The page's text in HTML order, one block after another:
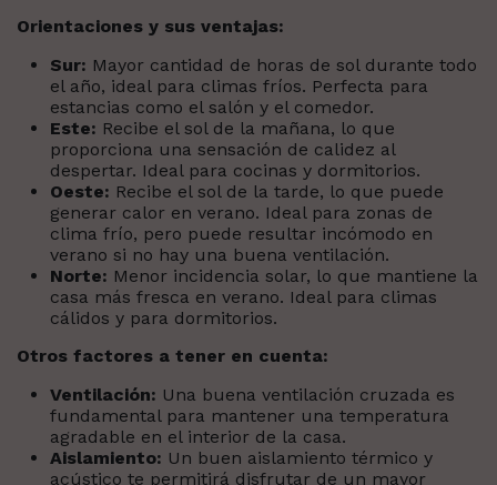
Orientaciones y sus ventajas:
Sur: Mayor cantidad de horas de sol durante todo
el año, ideal para climas fríos. Perfecta para
estancias como el salón y el comedor.
Este: Recibe el sol de la mañana, lo que
proporciona una sensación de calidez al
despertar. Ideal para cocinas y dormitorios.
Oeste: Recibe el sol de la tarde, lo que puede
generar calor en verano. Ideal para zonas de
clima frío, pero puede resultar incómodo en
verano si no hay una buena ventilación.
Norte: Menor incidencia solar, lo que mantiene la
casa más fresca en verano. Ideal para climas
cálidos y para dormitorios.
Otros factores a tener en cuenta:
Ventilación: Una buena ventilación cruzada es
fundamental para mantener una temperatura
agradable en el interior de la casa.
Aislamiento: Un buen aislamiento térmico y
acústico te permitirá disfrutar de un mayor